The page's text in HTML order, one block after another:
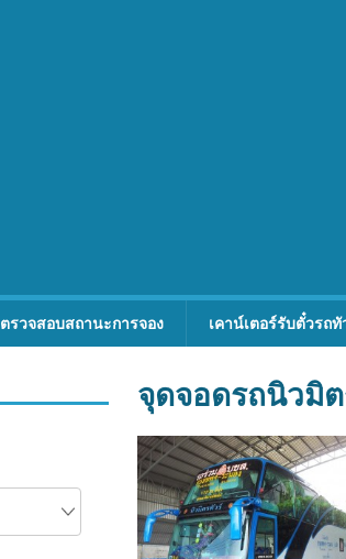
ตรวจสอบสถานะการจอง เคาน์เตอร์รับตั๋วรถทั
จุดจอดรถนิวมิ